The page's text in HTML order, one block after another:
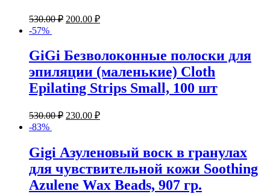
530.00₽ 200.00 ₽
-57%
GiGi Безволоконные полоски для
эпиляции (маленькие) Cloth
Epilating Strips Small, 100 шт
530.00₽ 230.00 ₽
-83%
Gigi Азуленовый воск в гранулах
для чувствительной кожи Soothing
Azulene Wax Beads, 907 гр.